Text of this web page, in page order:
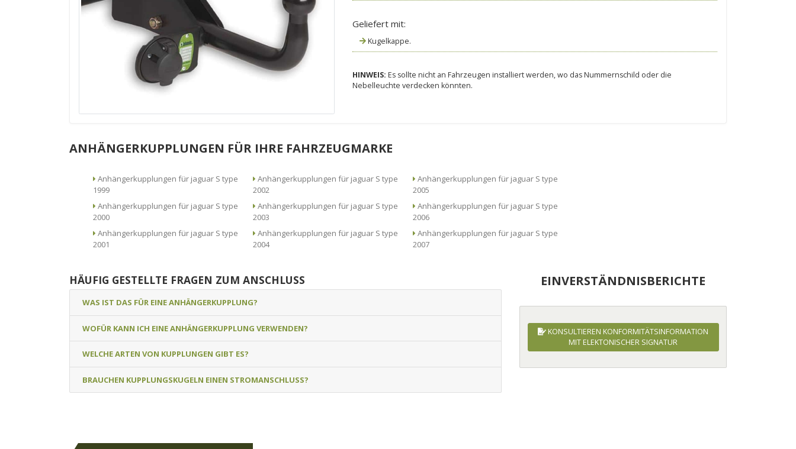
Geliefert mit:
Kugelkappe.
HINWEIS: Es sollte nicht an Fahrzeugen installiert werden, wo das Nummernschild oder die
Nebelleuchte verdecken könnten.
ANHÄNGERKUPPLUNGEN FÜR IHRE FAHRZEUGMARKE
Anhängerkupplungen für jaguar S type
1999
Anhängerkupplungen für jaguar S type
2000
Anhängerkupplungen für jaguar S type
2001
Anhängerkupplungen für jaguar S type
2002
Anhängerkupplungen für jaguar S type
2003
Anhängerkupplungen für jaguar S type
2004
Anhängerkupplungen für jaguar S type
2005
Anhängerkupplungen für jaguar S type
2006
Anhängerkupplungen für jaguar S type
2007
HÄUFIG GESTELLTE FRAGEN ZUM ANSCHLUSS
WAS IST DAS FÜR EINE ANHÄNGERKUPPLUNG?
WOFÜR KANN ICH EINE ANHÄNGERKUPPLUNG VERWENDEN?
WELCHE ARTEN VON KUPPLUNGEN GIBT ES?
BRAUCHEN KUPPLUNGSKUGELN EINEN STROMANSCHLUSS?
EINVERSTÄNDNISBERICHTE
KONSULTIEREN KONFORMITÄTSINFORMATION
MIT ELEKTONISCHER SIGNATUR